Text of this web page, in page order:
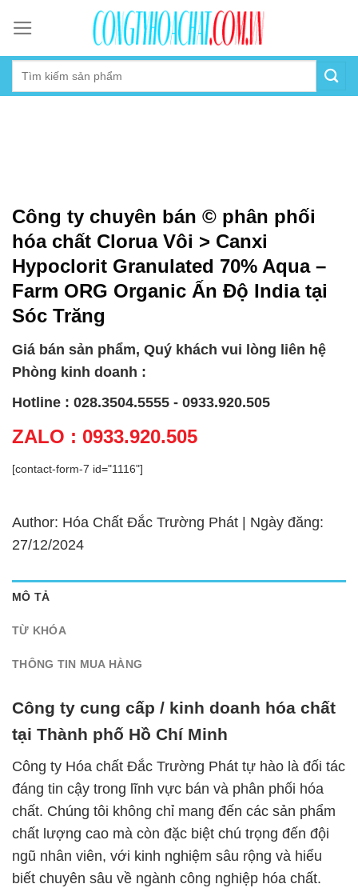
content
Công ty chuyên bán © phân phối
hóa chất Clorua Vôi > Canxi
Hypoclorit Granulated 70% Aqua –
Farm ORG Organic Ấn Độ India tại
Sóc Trăng
Giá bán sản phẩm, Quý khách vui lòng liên hệ
Phòng kinh doanh :
Hotline : 028.3504.5555 - 0933.920.505
ZALO : 0933.920.505
[contact-form-7 id="1116"]
Author: Hóa Chất Đắc Trường Phát | Ngày đăng:
27/12/2024
MÔ TẢ
TỪ KHÓA
THÔNG TIN MUA HÀNG
Công ty cung cấp / kinh doanh hóa chất
tại Thành phố Hồ Chí Minh
Công ty Hóa chất Đắc Trường Phát tự hào là đối tác
đáng tin cậy trong lĩnh vực bán và phân phối hóa
chất. Chúng tôi không chỉ mang đến các sản phẩm
chất lượng cao mà còn đặc biệt chú trọng đến đội
ngũ nhân viên, với kinh nghiệm sâu rộng và hiểu
biết chuyên sâu về ngành công nghiệp hóa chất.